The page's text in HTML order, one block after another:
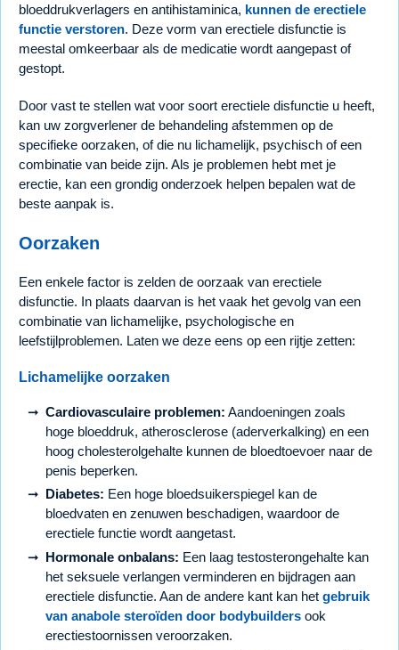
bloeddrukverlagers en antihistaminica, kunnen de erectiele
functie verstoren. Deze vorm van erectiele disfunctie is
meestal omkeerbaar als de medicatie wordt aangepast of
gestopt.
Door vast te stellen wat voor soort erectiele disfunctie u heeft,
kan uw zorgverlener de behandeling afstemmen op de
specifieke oorzaken, of die nu lichamelijk, psychisch of een
combinatie van beide zijn. Als je problemen hebt met je
erectie, kan een grondig onderzoek helpen bepalen wat de
beste aanpak is.
Oorzaken
Een enkele factor is zelden de oorzaak van erectiele
disfunctie. In plaats daarvan is het vaak het gevolg van een
combinatie van lichamelijke, psychologische en
leefstijlproblemen. Laten we deze eens op een rijtje zetten:
Lichamelijke oorzaken
Cardiovasculaire problemen: Aandoeningen zoals
hoge bloeddruk, atherosclerose (aderverkalking) en een
hoog cholesterolgehalte kunnen de bloedtoevoer naar de
penis beperken.
Diabetes: Een hoge bloedsuikerspiegel kan de
bloedvaten en zenuwen beschadigen, waardoor de
erectiele functie wordt aangetast.
Hormonale onbalans: Een laag testosterongehalte kan
het seksuele verlangen verminderen en bijdragen aan
erectiele disfunctie. Aan de andere kant kan het gebruik
van anabole steroïden door bodybuilders ook
erectiestoornissen veroorzaken.